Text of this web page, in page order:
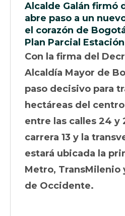
Alcalde Galán firmó
abre paso a un
el corazón de
Plan Parcial
Con la firma del
Alcaldía Mayor de
paso decisivo para
hectáreas del
entre las calles 24 y
carrera 13 y la
estará ubicada la
Metro, TransMilenio
de Occidente.